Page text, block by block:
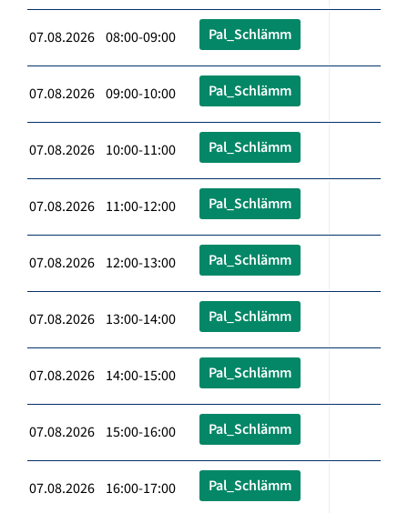
07.08.2026 08:00-09:00 Pal_Schlämm
07.08.2026 09:00-10:00 Pal_Schlämm
07.08.2026 10:00-11:00 Pal_Schlämm
07.08.2026 11:00-12:00 Pal_Schlämm
07.08.2026 12:00-13:00 Pal_Schlämm
07.08.2026 13:00-14:00 Pal_Schlämm
07.08.2026 14:00-15:00 Pal_Schlämm
07.08.2026 15:00-16:00 Pal_Schlämm
07.08.2026 16:00-17:00 Pal_Schlämm